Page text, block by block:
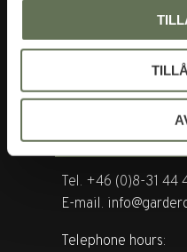
CONTACT US
Tel. +46 (0)8-31 44
E-mail.
Telephone hours: